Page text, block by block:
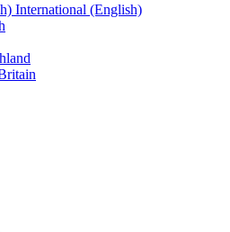
International (English)